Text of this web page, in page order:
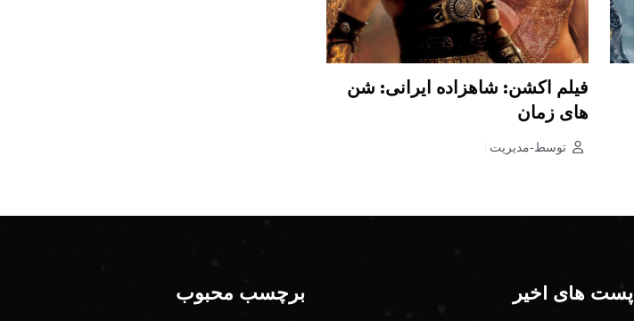
فیلم اکشن: شاهزاده ایرانی: شن
های زمان
توسط-مدیریت
پست های اخیر برچسب محبوب